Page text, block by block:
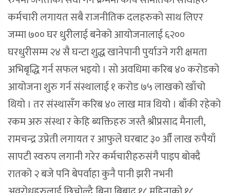
कर्मचारी लगायत सबै राजनीतिक दलहरुको साथ लिएर
जम्मा ७०० घर धुरीलाई बनेको आयोजनालाई ६२००
घरधुरीसम्म २४ सै घन्टा शुद्ध खानेपानी पुर्याउने गरी क्षमता
अभिबृद्धि गर्न सफल भइयो । सो अवधिमा करिब ४० करोडको
आयोजना शुरु गर्न संस्थालाई १ करोड ७५ लाखको खाँचो
थियो । तर संस्थासँग करिब ४० लाख मात्र थियो । बाँकी रहेको
रकम अरु संस्था र केहि ब्यक्तिहरु जस्तै श्रीप्रसाद मैनाली,
रामचन्द्र उप्रेती लगायत र आफुले घरबाट ३० औँ लाख रुपैयाँ
सापटी स्वरुप लगानी गरेर कर्मचारीहरुसंगै पाइप बोक्दै
रातको २ बजे पनि बेपर्वाहा कुनै पानी झरी नभनी